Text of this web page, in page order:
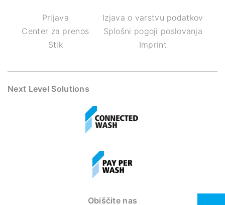
Prijava
Center za prenos
Stik
Izjava o varstvu podatkov
Splošni pogoji poslovanja
Imprint
Next Level Solutions
Obiščite nas